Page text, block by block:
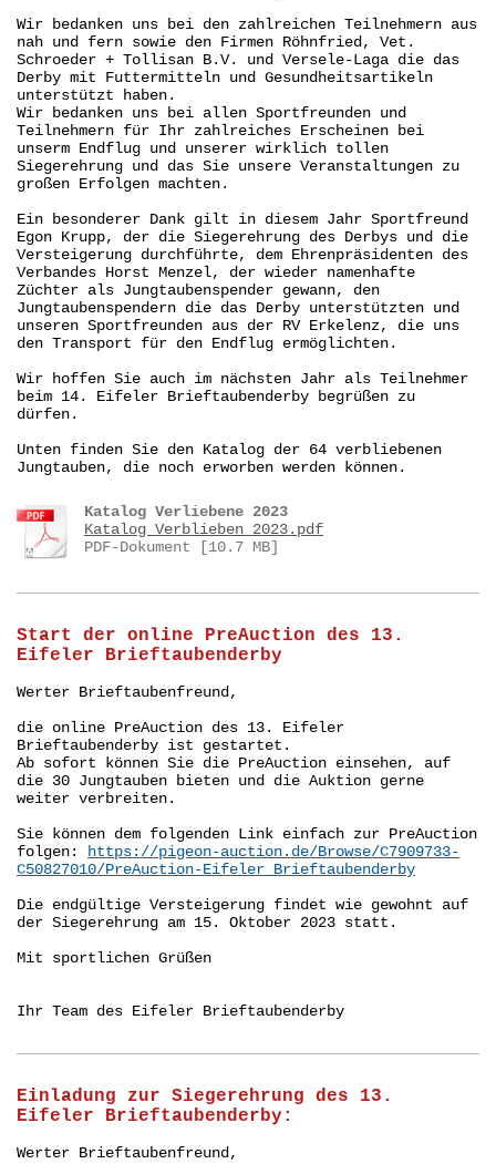
Wir bedanken uns bei den zahlreichen Teilnehmern aus
nah und fern sowie den Firmen Röhnfried, Vet.
Schroeder + Tollisan B.V. und Versele-Laga die das
Derby mit Futtermitteln und Gesundheitsartikeln
unterstützt haben.
Wir bedanken uns bei allen Sportfreunden und
Teilnehmern für Ihr zahlreiches Erscheinen bei
unserm Endflug und unserer wirklich tollen
Siegerehrung und das Sie unsere Veranstaltungen zu
großen Erfolgen machten.
Ein besonderer Dank gilt in diesem Jahr Sportfreund
Egon Krupp, der die Siegerehrung des Derbys und die
Versteigerung durchführte, dem Ehrenpräsidenten des
Verbandes Horst Menzel, der wieder namenhafte
Züchter als Jungtaubenspender gewann, den
Jungtaubenspendern die das Derby unterstützten und
unseren Sportfreunden aus der RV Erkelenz, die uns
den Transport für den Endflug ermöglichten.
Wir hoffen Sie auch im nächsten Jahr als Teilnehmer
beim 14. Eifeler Brieftaubenderby begrüßen zu
dürfen.
Unten finden Sie den Katalog der 64 verbliebenen
Jungtauben, die noch erworben werden können.
Katalog Verliebene 2023
Katalog Verblieben 2023.pdf
PDF-Dokument [10.7 MB]
Start der online PreAuction des 13.
Eifeler Brieftaubenderby
Werter Brieftaubenfreund,
die online PreAuction des 13. Eifeler
Brieftaubenderby ist gestartet.
Ab sofort können Sie die PreAuction einsehen, auf
die 30 Jungtauben bieten und die Auktion gerne
weiter verbreiten.
Sie können dem folgenden Link einfach zur PreAuction
folgen:
https://pigeon-auction.de/Browse/C7909733-
C50827010/PreAuction-Eifeler_Brieftaubenderby
Die endgültige Versteigerung findet wie gewohnt auf
der Siegerehrung am 15. Oktober 2023 statt.
Mit sportlichen Grüßen
Ihr Team des Eifeler Brieftaubenderby
Einladung zur Siegerehrung des 13.
Eifeler Brieftaubenderby:
Werter Brieftaubenfreund,